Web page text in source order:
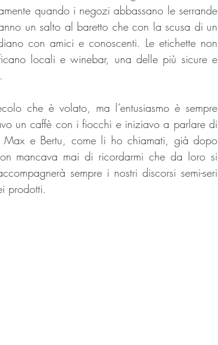
quando i negozi abbassano le serrande
un salto al baretto che con la scusa di un
con amici e conoscenti. Le etichette non
locali e winebar, una delle più sicure e
che è volato, ma l’entusiasmo è sempre
un caffè con i fiocchi e iniziavo a parlare di
e Bertu, come li ho chiamati, già dopo
mancava mai di ricordarmi che da loro si
sempre i nostri discorsi semi-seri
prodotti.